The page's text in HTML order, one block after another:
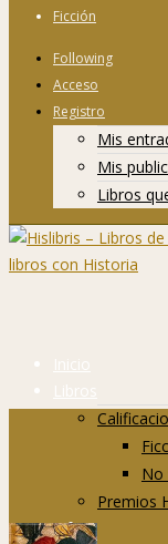
Ficción
Following
Acceso
Registro
Mis
Mis
Libros
Inicio
Libros
No
Premios
Info